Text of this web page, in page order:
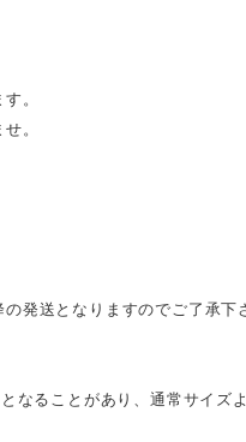
。
。
発送となりますのでご了承下
なることがあり、通常サイズ